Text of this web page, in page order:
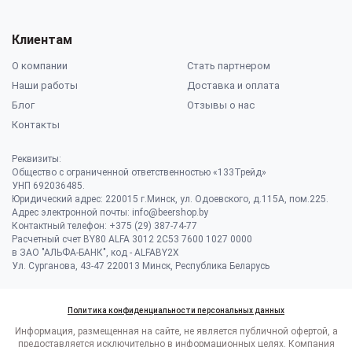
Клиентам
О компании
Стать партнером
Наши работы
Доставка и оплата
Блог
Отзывы о нас
Контакты
Реквизиты:
Общество с ограниченной ответственностью «133Трейд»
УНП 692036485​.
Юридический адрес: 220015 г.Минск, ул. Одоевского, д.115А, пом.225.
Адрес электронной почты: info@beershop.by
Контактный телефон: +375 (29) 387-74-77
Расчетный счет BY80 ALFA 3012 2C53 7600 1027 0000
в ЗАО "АЛЬФА-БАНК", код - ALFABY2X
Ул. Сурганова, 43-47 220013 Минск, Республика Беларусь
Политика конфиденциальности персональных данных
Информация, размещенная на сайте, не является публичной офертой, а
предоставляется исключительно в информационных целях. Компания